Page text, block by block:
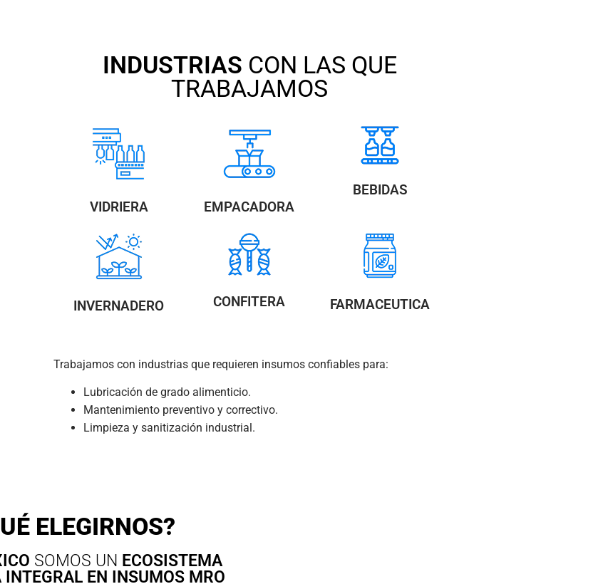
INDUSTRIAS CON LAS QUE
TRABAJAMOS
VIDRIERA EMPACADORA
BEBIDAS
INVERNADERO CONFITERA FARMACEUTICA
Trabajamos con industrias que requieren insumos confiables para:
Lubricación de grado alimenticio.
Mantenimiento preventivo y correctivo.
Limpieza y sanitización industrial.
ELEGIRNOS?
SOMOS UN ECOSISTEMA
INTEGRAL EN INSUMOS MRO